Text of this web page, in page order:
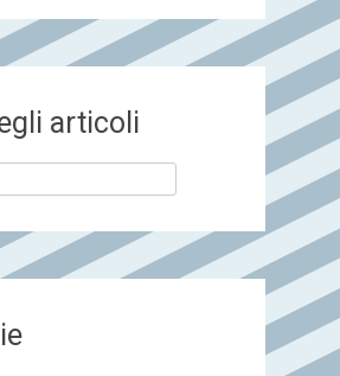
articoli